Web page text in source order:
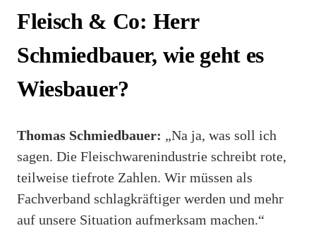
Fleisch & Co: Herr
Schmiedbauer, wie geht es
Wiesbauer?
Thomas Schmiedbauer: „Na ja, was soll ich
sagen. Die Fleischwarenindustrie schreibt rote,
teilweise tiefrote Zahlen. Wir müssen als
Fachverband schlagkräftiger werden und mehr
auf unsere Situation aufmerksam machen.“